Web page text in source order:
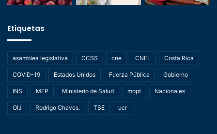
Etiquetas
asamblea legislativa CCSS cne CNFL Costa Rica
COVID-19 Estados Unidos Fuerza Pública Gobierno
INS MEP Ministerio de Salud mopt Nacionales
OIJ Rodrigo Chaves. TSE ucr